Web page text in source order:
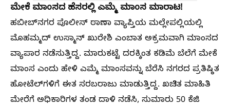
ಮೇಕೆ ಮಾಂಸದ ಹೆಸರಲ್ಲಿ ಎಮ್ಮೆ ಮಾಂಸ ಮಾರಾಟ!
ಹಬೀಬ್‌ನಗರ ಪೊಲೀಸ್ ಠಾಣಾ ವ್ಯಾಪ್ತಿಯ ಮಲ್ಲೇಪಲ್ಲಿಯಲ್ಲಿ
ಮೊಹಮ್ಮದ್ ಉಸ್ಮಾನ್ ಖುರೇಶಿ ಎಂಬಾತ ಅಕ್ರಮವಾಗಿ ಮಾಂಸದ
ವ್ಯಾಪಾರ ನಡೆಸುತ್ತಿದ್ದ. ಮಾರುಕಟ್ಟೆ ದರಕ್ಕಿಂತ ಕಡಿಮೆ ಬೆಲೆಗೆ ಮೇಕೆ
ಮಾಂಸ ಎಂದು ಹೇಳಿ ಎಮ್ಮೆ ಮಾಂಸವನ್ನು ಬೆರೆಸಿ ನಗರದ ಪ್ರತಿಷ್ಠಿತ
ಹೋಟೆಲ್‌ಗಳಿಗೆ ಈತ ಸರಬರಾಜು ಮಾಡುತ್ತಿದ್ದ. ಖಚಿತ ಮಾಹಿತಿ
ಮೇರೆಗೆ ಅಧಿಕಾರಿಗಳ ತಂಡ ದಾಳಿ ನಡೆಸಿ, ಸುಮಾರು 50 ಕೆಜಿ